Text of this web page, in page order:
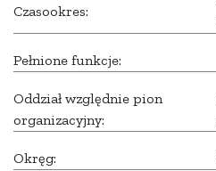
Czasookres:
Pełnione funkcje:
Oddział względnie pion
organizacyjny:
Okręg: